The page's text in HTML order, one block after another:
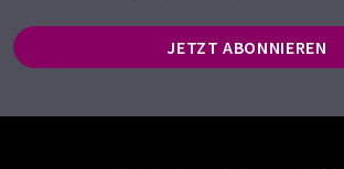
JETZT ABONNIEREN